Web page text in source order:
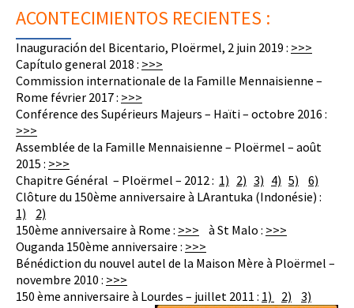
ACONTECIMIENTOS RECIENTES :
Inauguración del Bicentario, Ploërmel, 2 juin 2019 : >>>
Capítulo general 2018 : >>>
Commission internationale de la Famille Mennaisienne –
Rome février 2017 : >>>
Conférence des Supérieurs Majeurs – Haïti – octobre 2016 :
>>>
Assemblée de la Famille Mennaisienne – Ploërmel – août
2015 : >>>
Chapitre Général – Ploërmel – 2012 : 1) 2) 3) 4) 5)
6)
Clôture du 150ème anniversaire à LArantuka (Indonésie) :
1)
2)
150ème anniversaire à Rome : >>> à St Malo : >>>
Ouganda 150ème anniversaire : >>>
Bénédiction du nouvel autel de la Maison Mère à Ploërmel –
novembre 2010 : >>>
150 ème anniversaire à Lourdes – juillet 2011 : 1) 2) 3)